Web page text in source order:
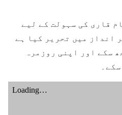
قاری کی سہولت کے لیے
انداز میں تحریر کیا ہے
سکے اور اپنی روزمرہ